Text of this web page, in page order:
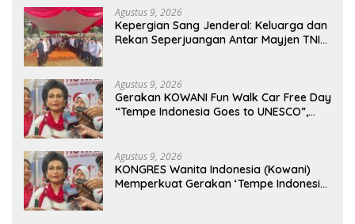
Agustus 9, 2026
Kepergian Sang Jenderal: Keluarga dan
Rekan Seperjuangan Antar Mayjen TNI
Agustus 9, 2026
Gerakan KOWANI Fun Walk Car Free Day
“Tempe Indonesia Goes to UNESCO”,
Agustus 9, 2026
KONGRES Wanita Indonesia (Kowani)
Memperkuat Gerakan ‘Tempe Indonesia